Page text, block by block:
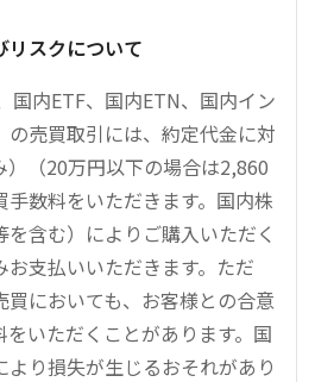
リスクについて
国内ETF、国内ETN、国内イン
の売買取引には、約定代金に対
）（20万円以下の場合は2,860
数料をいただきます。国内株
含む）によりご購入いただく
支払いいただきます。ただ
買においても、お客様との合意
いただくことがあります。国
り損失が生じるおそれがあり